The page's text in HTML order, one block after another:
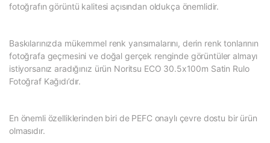
fotoğrafın görüntü kalitesi açısından oldukça önemlidir.
Baskılarınızda mükemmel renk yansımalarını, derin renk tonlarının
fotoğrafa geçmesini ve doğal gerçek renginde görüntüler almayı
istiyorsanız aradığınız ürün Noritsu ECO 30.5x100m Satin Rulo
Fotoğraf Kağıdı’dır.
En önemli özelliklerinden biri de PEFC onaylı çevre dostu bir ürün
olmasıdır.